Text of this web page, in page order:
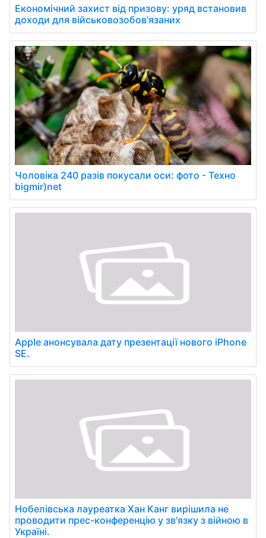
Економічний захист від призову: уряд встановив
доходи для військовозобов'язаних
Чоловіка 240 разів покусали оси: фото - Техно
bigmir)net
Apple анонсувала дату презентації нового iPhone
SE.
Нобелівська лауреатка Хан Канг вирішила не
проводити прес-конференцію у зв'язку з війною в
Україні.